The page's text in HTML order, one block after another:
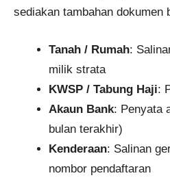
sediakan tambahan dokumen
Tanah / Rumah:
milik strata
KWSP / Tabung Haji:
Akaun Bank: Penyata
bulan terakhir)
Kenderaan: Salinan
nombor pendaftaran